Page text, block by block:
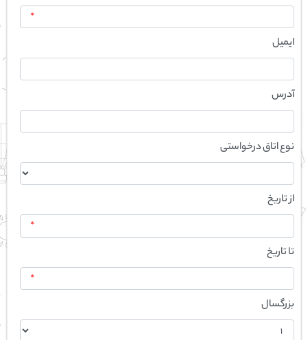
*
ایمیل
آدرس
نوع اتاق درخواستی
از تاریخ
*
تا تاریخ
*
بزرگسال